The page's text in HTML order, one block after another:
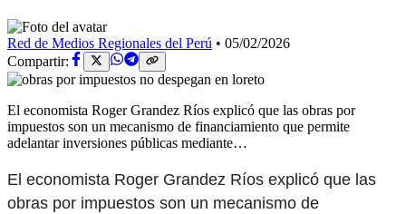
Red de Medios Regionales del Perú • 05/02/2026
Compartir:
El economista Roger Grandez Ríos explicó que las obras por
impuestos son un mecanismo de financiamiento que permite
adelantar inversiones públicas mediante…
El economista Roger Grandez Ríos explicó que las
obras por impuestos son un mecanismo de